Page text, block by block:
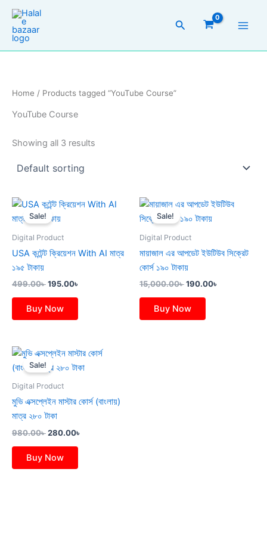
Skip
content
Search
Home / Products tagged “YouTube Course”
YouTube Course
Showing all 3 results
Sale!
Digital Product
USA কন্টেন্ট ক্রিয়েশন With AI মাত্র
১৯৫ টাকায়
499.00৳
Original
price
was:
195.00৳
Current
Buy Now
Sale!
Digital Product
মায়াজাল এর আপডেট ইউটিউব সিক্রেট
কোর্স ১৯০ টাকায়
15,000.00৳
Original
was:
190.00৳
Current
Buy Now
Sale!
Digital Product
মুভি এক্সপ্লেইন মাস্টার কোর্স (বাংলায়)
মাত্র ২৮০ টাকা
980.00৳
Original
price
was:
280.00৳
Current
is:
Buy Now